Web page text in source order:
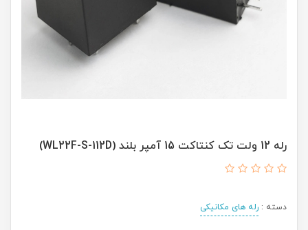
رله 12 ولت تک کنتاکت 15 آمپر بلند (WL22F-S-112D)
دسته : رله های مکانیکی